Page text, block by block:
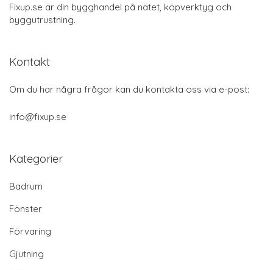
Fixup.se är din bygghandel på nätet, köpverktyg och
byggutrustning.
Kontakt
Om du har några frågor kan du kontakta oss via e-post:
info@fixup.se
Kategorier
Badrum
Fönster
Förvaring
Gjutning